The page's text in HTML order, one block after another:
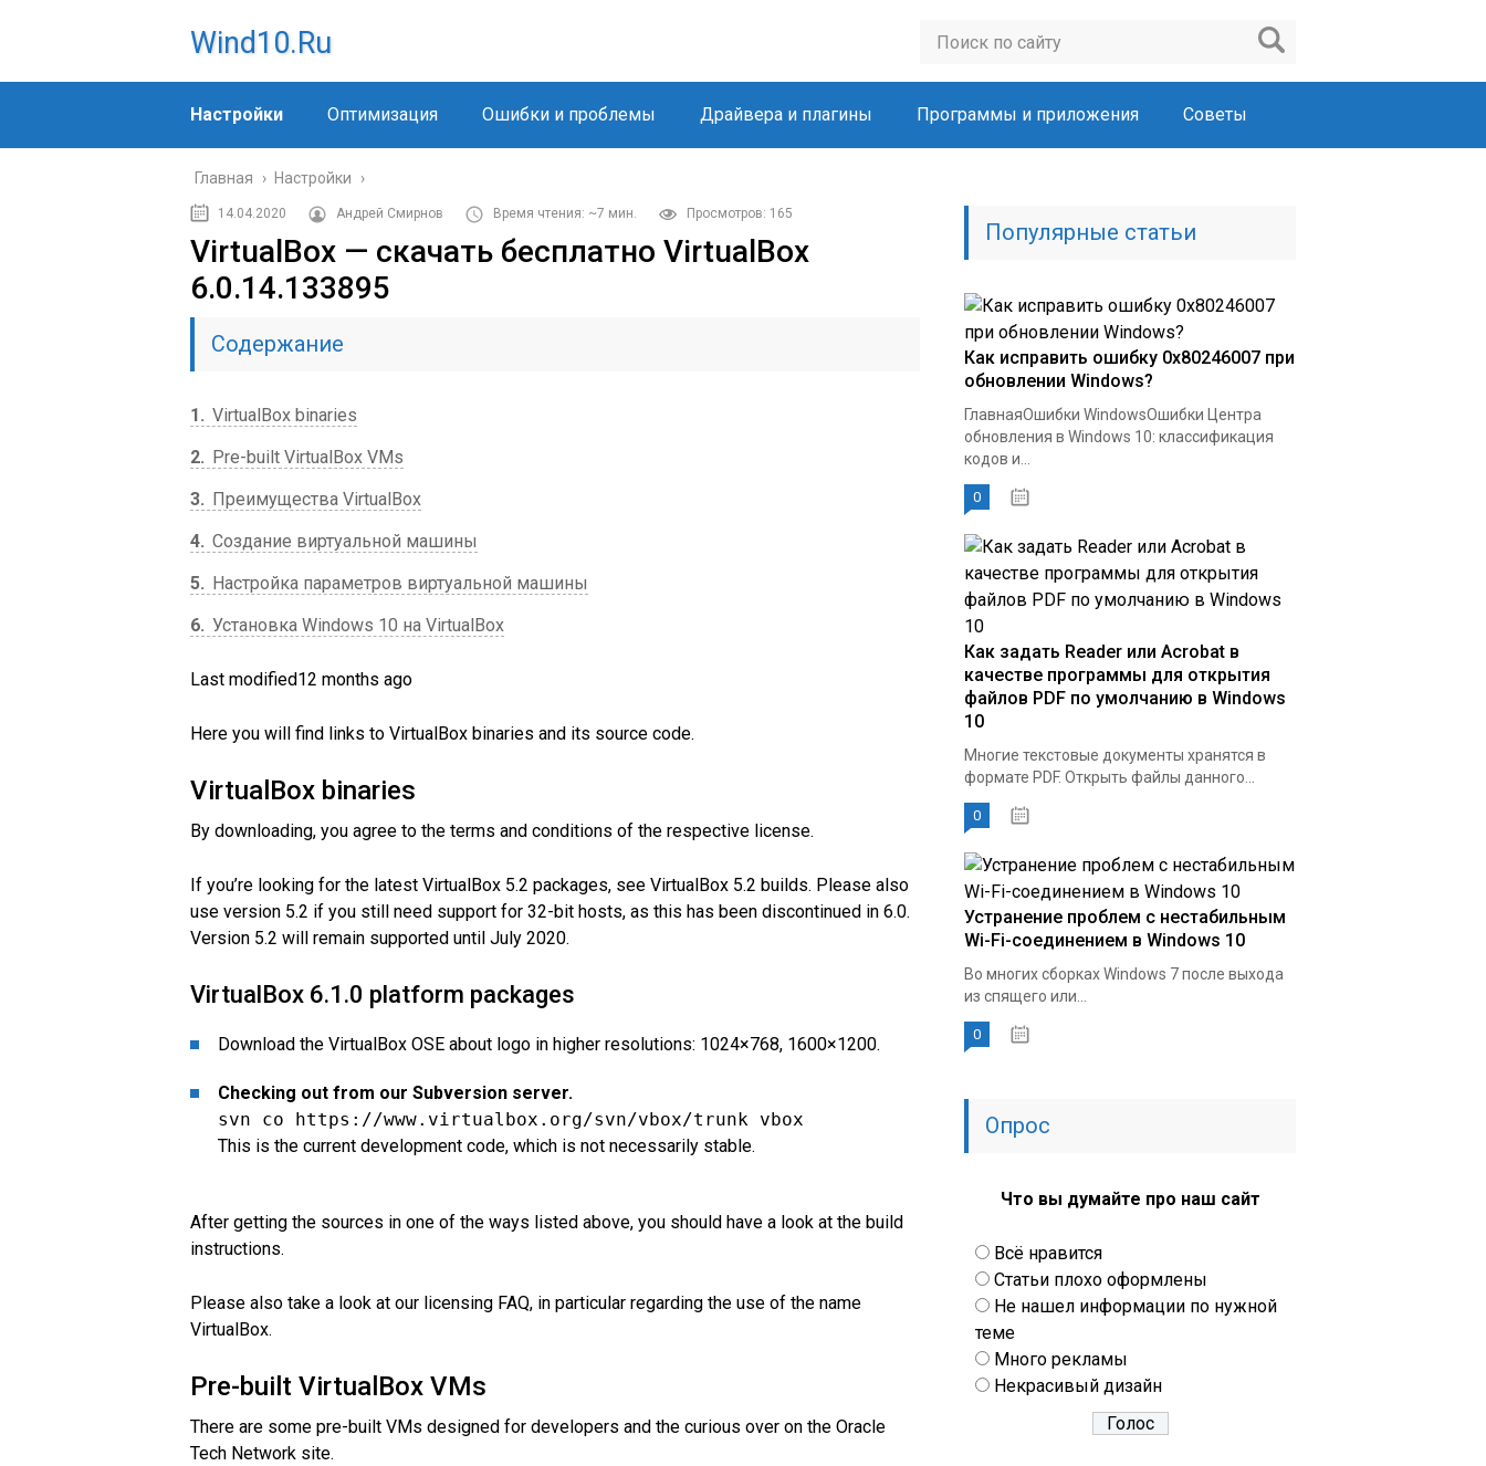
Wind10.ru
Настройки Оптимизация Ошибки и проблемы Драйвера и плагины Программы и приложения Советы
Главная › Настройки ›
14.04.2020 Андрей Смирнов Время чтения: ~7 мин. Просмотров: 165
VirtualBox — скачать бесплатно VirtualBox
6.0.14.133895
Содержание
1
VirtualBox binaries
2
Pre-built VirtualBox VMs
3
Преимущества VirtualBox
4 Создание виртуальной машины
5
Настройка параметров виртуальной машины
6 Установка Windows 10 на VirtualBox
Last modified12 months ago
Here you will find links to VirtualBox binaries and its source code.
VirtualBox binaries
By downloading, you agree to the terms and conditions of the respective license.
If you’re looking for the latest VirtualBox 5.2 packages, see VirtualBox 5.2 builds. Please also
use version 5.2 if you still need support for 32-bit hosts, as this has been discontinued in 6.0.
Version 5.2 will remain supported until July 2020.
VirtualBox 6.1.0 platform packages
Download the VirtualBox OSE about logo in higher resolutions: 1024×768, 1600×1200.
Checking out from our Subversion server.
svn co https://www.virtualbox.org/svn/vbox/trunk vbox
This is the current development code, which is not necessarily stable.
After getting the sources in one of the ways listed above, you should have a look at the build
instructions.
Please also take a look at our licensing FAQ, in particular regarding the use of the name
VirtualBox.
Pre-built VirtualBox VMs
There are some pre-built VMs designed for developers and the curious over on the Oracle
Tech Network site.
Популярные статьи
Как исправить ошибку 0x80246007 при
обновлении Windows?
ГлавнаяОшибки WindowsОшибки Центра
обновления в Windows 10: классификация
кодов и...
0
Как задать Reader или Acrobat в
качестве программы для открытия
файлов PDF по умолчанию в Windows
10
Многие текстовые документы хранятся в
формате PDF. Открыть файлы данного...
0
Устранение проблем с нестабильным
Wi-Fi-соединением в Windows 10
Во многих сборках Windows 7 после выхода
из спящего или...
0
Опрос
Что вы думайте про наш сайт
Всё нравится
Статьи плохо оформлены
Не нашел информации по нужной
теме
Много рекламы
Некрасивый дизайн